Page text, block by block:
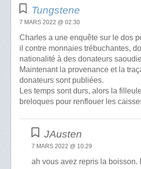
Tungstene
7 MARS 2022 @ 02:30
Charles a une enquête sur le dos
il contre monnaies trébuchantes,
nationalité à des donateurs
Maintenant la provenance et la
donateurs sont publiées.
Les temps sont durs, alors la
breloques pour renflouer les
JAusten
7 MARS 2022 @ 10:29
ah vous avez repris la boisson.